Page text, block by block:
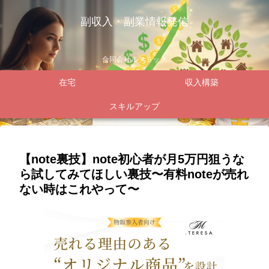
副収入・副業情報発信
合同会社ルテミック
在宅 収入構築
スキルアップ
【note裏技】note初心者が月5万円狙うな
ら試してみてほしい裏技〜有料noteが売れ
ない時はこれやって〜